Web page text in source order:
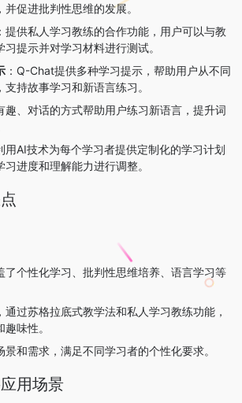
促进批判性思维的发展。
：提供私人学习教练的合作功能，用户可以与教
提示并对学习材料进行测试。
：Q-Chat提供多种学习提示，帮助用户从不同
持故事学习和新语言练习。
趣、对话的方式帮助用户练习新语言，提升词
用AI技术为每个学习者提供定制化的学习计划
进度和理解能力进行调整。
了个性化学习、批判性思维培养、语言学习等
通过苏格拉底式教学法和私人学习教练功能，
味性。
和需求，满足不同学习者的个性化要求。
用场景